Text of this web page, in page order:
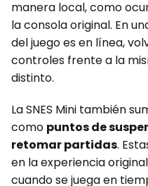
manera local, como
la consola original. En
del juego es en línea,
controles frente a la
distinto.
La SNES Mini también
como puntos de
retomar partidas.
en la experiencia
cuando se juega en